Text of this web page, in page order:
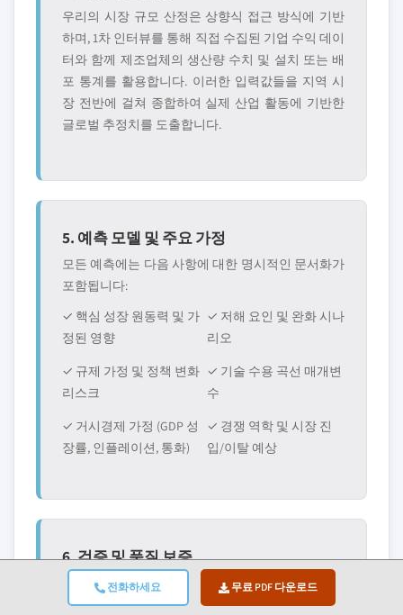
전화하세요 무료 PDF 다운로드
우리의 시장 규모 산정은 상향식 접근 방식에 기반
하며, 1차 인터뷰를 통해 직접 수집된 기업 수익 데이
터와 함께 제조업체의 생산량 수치 및 설치 또는 배
포 통계를 활용합니다. 이러한 입력값들을 지역 시
장 전반에 걸쳐 종합하여 실제 산업 활동에 기반한
글로벌 추정치를 도출합니다.
5. 예측 모델 및 주요 가정
모든 예측에는 다음 사항에 대한 명시적인 문서화가
포함됩니다:
✓ 핵심 성장 원동력 및 가
정된 영향
✓ 저해 요인 및 완화 시나
리오
✓ 규제 가정 및 정책 변화
리스크
✓ 기술 수용 곡선 매개변
수
✓ 거시경제 가정 (GDP 성
장률, 인플레이션, 통화)
✓ 경쟁 역학 및 시장 진
입/이탈 예상
6. 검증 및 품질 보증
마지막 단계에서는 도메인 전문가들이 필터링된 데
이터를 수동으로 검토하여 자동화 시스템이 놀칠 수